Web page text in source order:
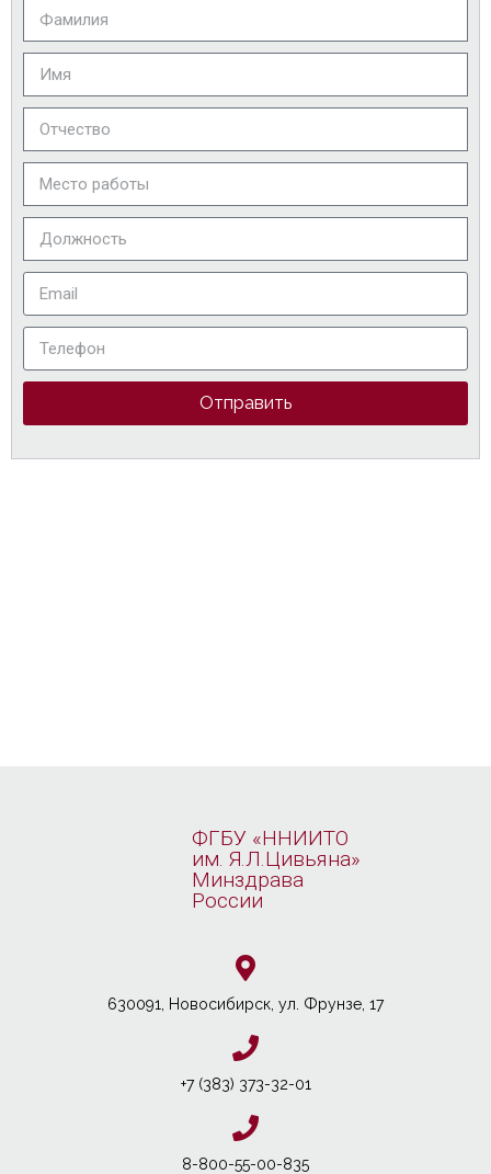
Отправить
ФГБУ «ННИИТО
им. Я.Л.Цивьяна»
Минздрава
России
630091, Новосибирcк, ул. Фрунзе, 17
+7 (383) 373-32-01
8-800-55-00-835